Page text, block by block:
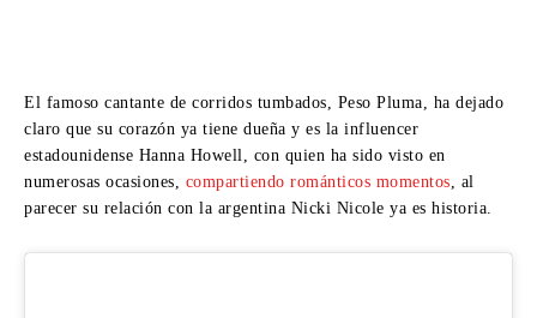
El famoso cantante de corridos tumbados, Peso Pluma, ha dejado
claro que su corazón ya tiene dueña y es la influencer
estadounidense Hanna Howell, con quien ha sido visto en
numerosas ocasiones, compartiendo románticos momentos , al
parecer su relación con la argentina Nicki Nicole ya es historia.